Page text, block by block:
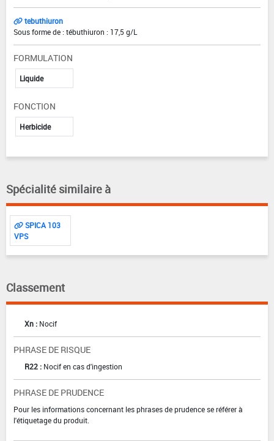
tebuthiuron
Sous forme de : tébuthiuron : 17,5 g/L
FORMULATION
Liquide
FONCTION
Herbicide
Spécialité similaire à
SPICA 103
VPS
Classement
Xn : Nocif
PHRASE DE RISQUE
R22 : Nocif en cas d'ingestion
PHRASE DE PRUDENCE
Pour les informations concernant les phrases de prudence se référer à
l'étiquetage du produit.